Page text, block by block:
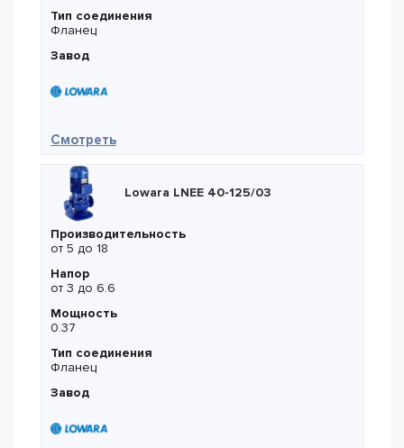
Тип соединения
Фланец
Завод
Смотреть— Lowara LNEE 65-160/92
Lowara LNEE 40-125/03
Производительность
от 5 до 18
Напор
от 3 до 6.6
Мощность
0.37
Тип соединения
Фланец
Завод